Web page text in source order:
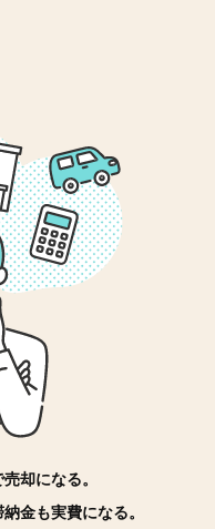
却になる。
金も実費になる。